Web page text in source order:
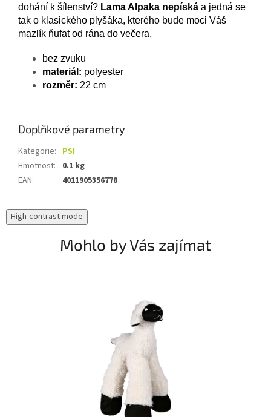
dohání k šílenství? Lama Alpaka nepíská a jedná se
tak o klasického plyšáka, kterého bude moci Váš
mazlík ňufat od rána do večera.
bez zvuku
materiál: polyester
rozměr: 22 cm
Doplňkové parametry
Kategorie: PSI
Hmotnost:
0.1 kg
EAN: 4011905356778
High-contrast mode
Mohlo by Vás zajímat